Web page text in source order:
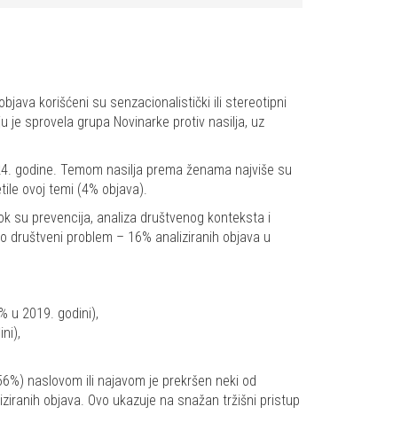
korišćeni su senzacionalistički ili stereotipni
je sprovela grupa Novinarke protiv nasilja, uz
godine. Temom nasilja prema ženama najviše su
ovoj temi (4% objava).
su prevencija, analiza društvenog konteksta i
društveni problem – 16% analiziranih objava u
u 2019. godini),
naslovom ili najavom je prekršen neki od
objava. Ovo ukazuje na snažan tržišni pristup